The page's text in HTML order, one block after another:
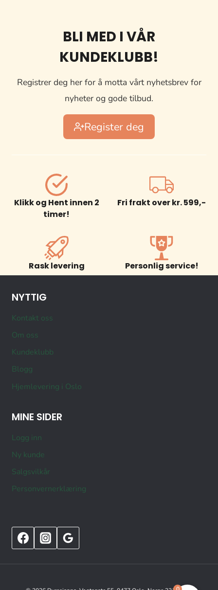
BLI MED I VÅR
KUNDEKLUBB!
Registrer deg her for å motta vårt nyhetsbrev for
nyheter og gode tilbud.
Register deg
Klikk og Hent innen 2
timer!
Fri frakt over kr. 599,-
Rask levering Personlig service!
NYTTIG
Kontakt oss
Om oss
Kundeklubb
Blogg
Hjemlevering i Oslo
MINE SIDER
Logg inn
Ny kunde
Salgsvilkår
Personvernerklæring